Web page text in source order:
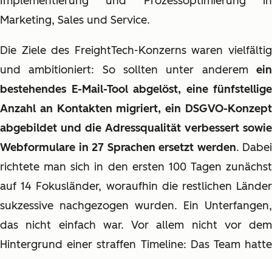
Marketing, Sales und Service.
Die Ziele des FreightTech-Konzerns waren vielfältig
und ambitioniert: So sollten unter anderem ein
bestehendes E-Mail-Tool abgelöst, eine fünfstellige
Anzahl an Kontakten migriert, ein DSGVO-Konzept
abgebildet und die Adressqualität verbessert sowie
Webformulare in 27 Sprachen ersetzt werden. Dabei
richtete man sich in den ersten 100 Tagen zunächst
auf 14 Fokusländer, woraufhin die restlichen Länder
sukzessive nachgezogen wurden. Ein Unterfangen,
das nicht einfach war. Vor allem nicht vor dem
Hintergrund einer straffen Timeline: Das Team hatte